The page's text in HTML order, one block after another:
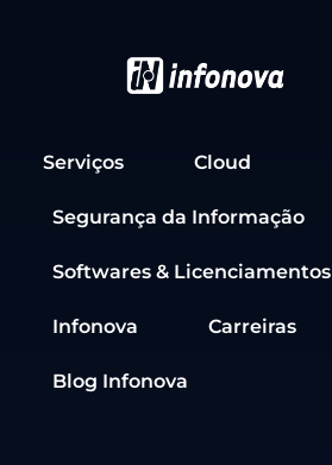
Serviços Cloud
Segurança da Informação
Softwares & Licenciamentos
Infonova Carreiras
Blog Infonova